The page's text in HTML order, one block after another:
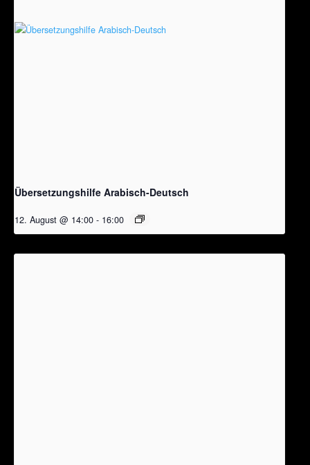
Übersetzungshilfe Arabisch-Deutsch
12. August @ 14:00 - 16:00